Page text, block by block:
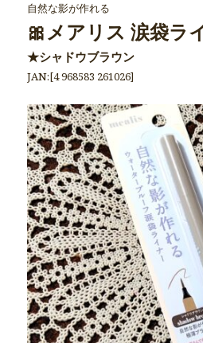
自然な影が作れる
🎀メアリス 涙袋ラ
★シャドウブラウン
JAN:[4 968583 261026]